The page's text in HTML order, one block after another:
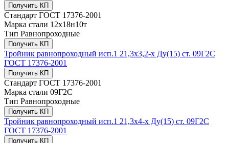
Получить КП
Стандарт ГОСТ 17376-2001
Марка стали 12х18н10т
Тип Равнопроходные
Получить КП
Тройник равнопроходный исп.1 21,3х3,2-х Ду(15) ст. 09Г2С
ГОСТ 17376-2001
Получить КП
Стандарт ГОСТ 17376-2001
Марка стали 09Г2С
Тип Равнопроходные
Получить КП
Тройник равнопроходный исп.1 21,3х4-х Ду(15) ст. 09Г2С
ГОСТ 17376-2001
Получить КП